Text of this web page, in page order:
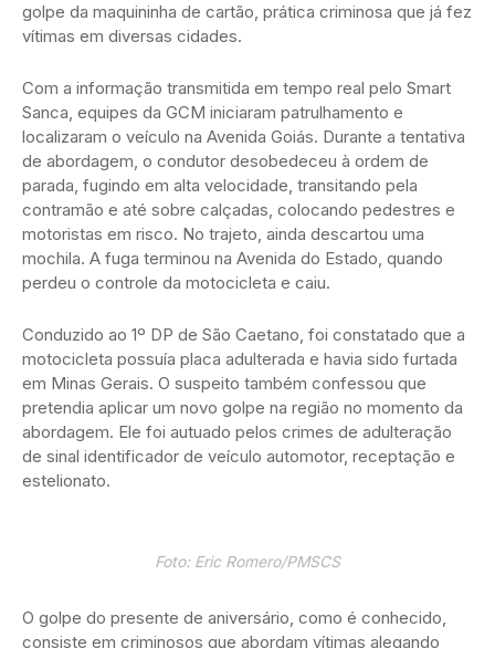
golpe da maquininha de cartão, prática criminosa que já fez
vítimas em diversas cidades.
Com a informação transmitida em tempo real pelo Smart
Sanca, equipes da GCM iniciaram patrulhamento e
localizaram o veículo na Avenida Goiás. Durante a tentativa
de abordagem, o condutor desobedeceu à ordem de
parada, fugindo em alta velocidade, transitando pela
contramão e até sobre calçadas, colocando pedestres e
motoristas em risco. No trajeto, ainda descartou uma
mochila. A fuga terminou na Avenida do Estado, quando
perdeu o controle da motocicleta e caiu.
Conduzido ao 1º DP de São Caetano, foi constatado que a
motocicleta possuía placa adulterada e havia sido furtada
em Minas Gerais. O suspeito também confessou que
pretendia aplicar um novo golpe na região no momento da
abordagem. Ele foi autuado pelos crimes de adulteração
de sinal identificador de veículo automotor, receptação e
estelionato.
Foto: Eric Romero/PMSCS
O golpe do presente de aniversário, como é conhecido,
consiste em criminosos que abordam vítimas alegando